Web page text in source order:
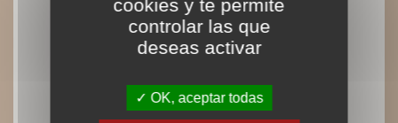
cookies y te permite
controlar las que
deseas activar
OK, aceptar todas